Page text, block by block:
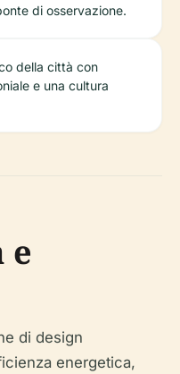
di osservazione.
della città con
e una cultura
e
di design
energetica,